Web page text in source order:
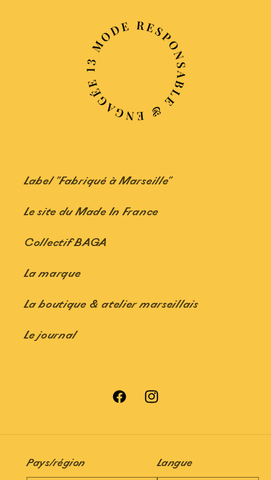
Label "Fabriqué à Marseille"
Le site du Made In France
Collectif BAGA
La marque
La boutique & atelier marseillais
Le journal
FacebookInstagram
Pays/région Langue